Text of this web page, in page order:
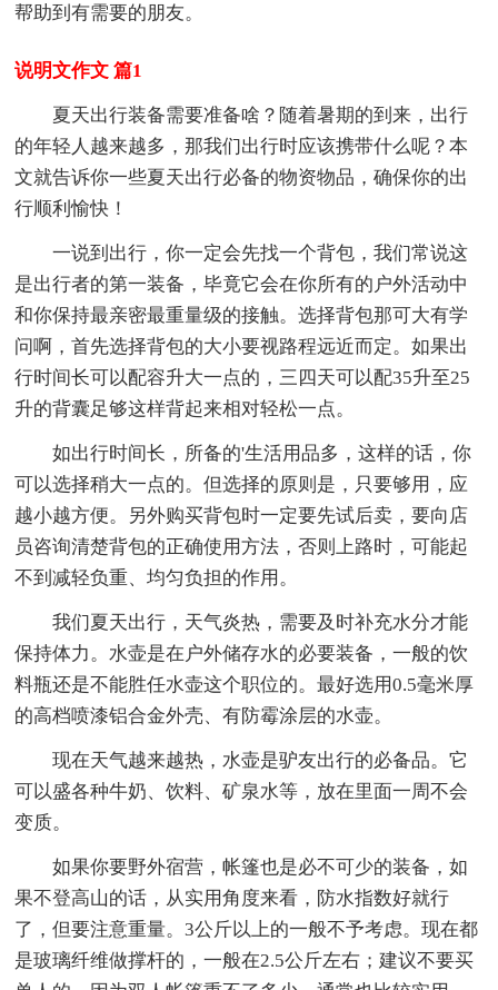
帮助到有需要的朋友。
说明文作文 篇1
夏天出行装备需要准备啥？随着暑期的到来，出行
的年轻人越来越多，那我们出行时应该携带什么呢？本
文就告诉你一些夏天出行必备的物资物品，确保你的出
行顺利愉快！
一说到出行，你一定会先找一个背包，我们常说这
是出行者的第一装备，毕竟它会在你所有的户外活动中
和你保持最亲密最重量级的接触。选择背包那可大有学
问啊，首先选择背包的大小要视路程远近而定。如果出
行时间长可以配容升大一点的，三四天可以配35升至25
升的背囊足够这样背起来相对轻松一点。
如出行时间长，所备的'生活用品多，这样的话，你
可以选择稍大一点的。但选择的原则是，只要够用，应
越小越方便。另外购买背包时一定要先试后卖，要向店
员咨询清楚背包的正确使用方法，否则上路时，可能起
不到减轻负重、均匀负担的作用。
我们夏天出行，天气炎热，需要及时补充水分才能
保持体力。水壶是在户外储存水的必要装备，一般的饮
料瓶还是不能胜任水壶这个职位的。最好选用0.5毫米厚
的高档喷漆铝合金外壳、有防霉涂层的水壶。
现在天气越来越热，水壶是驴友出行的必备品。它
可以盛各种牛奶、饮料、矿泉水等，放在里面一周不会
变质。
如果你要野外宿营，帐篷也是必不可少的装备，如
果不登高山的话，从实用角度来看，防水指数好就行
了，但要注意重量。3公斤以上的一般不予考虑。现在都
是玻璃纤维做撑杆的，一般在2.5公斤左右；建议不要买